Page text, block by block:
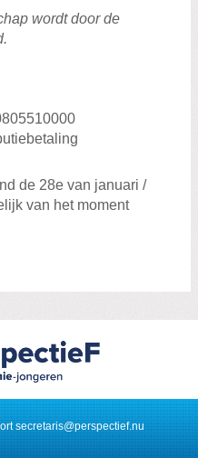
wordt door de
de 28e van januari /
van het moment
secretaris@perspectief.nu